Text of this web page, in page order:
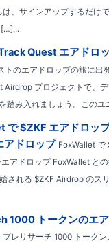
は、サインアップするだけ
[…]...
Quest エアドロ
トのエアドロップの旅に出
Airdrop プロジェクトで、
踏み入れましょう。この
で $ZKF エアドロッ
アドロップ FoxWallet で
アドロップ FoxWallet と
される $ZKF Airdrop のス
1000 トークンのエア
プレリサーチ 1000 トーク